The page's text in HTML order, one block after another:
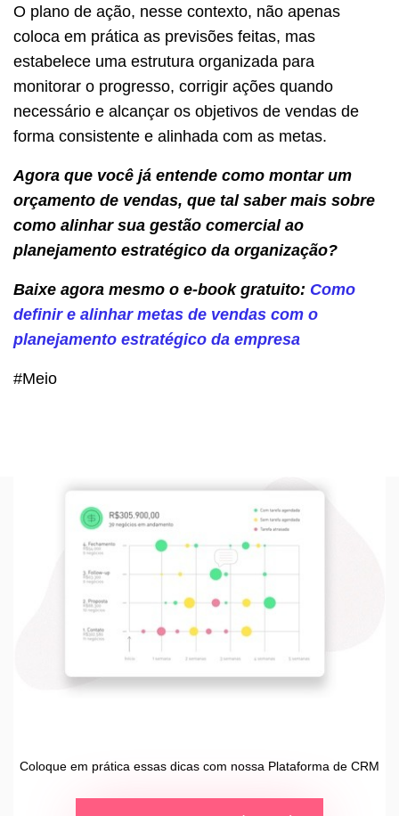
O plano de ação, nesse contexto, não apenas
coloca em prática as previsões feitas, mas
estabelece uma estrutura organizada para
monitorar o progresso, corrigir ações quando
necessário e alcançar os objetivos de vendas de
forma consistente e alinhada com as metas.
Agora que você já entende como montar um
orçamento de vendas, que tal saber mais sobre
como alinhar sua gestão comercial ao
planejamento estratégico da organização?
Baixe agora mesmo o e-book gratuito: Como
definir e alinhar metas de vendas com o
planejamento estratégico da empresa
#Meio
Coloque em prática essas dicas com nossa Plataforma de CRM